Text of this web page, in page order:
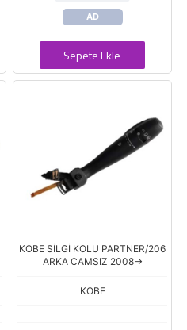
AD
Sepete Ekle
KOBE SİLGİ KOLU PARTNER/206
ARKA CAMSIZ 2008->
KOBE